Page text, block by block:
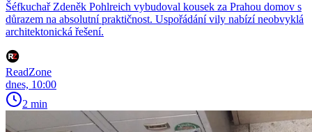
Šéfkuchař Zdeněk Pohlreich vybudoval kousek za Prahou domov s
důrazem na absolutní praktičnost. Uspořádání vily nabízí neobvyklá
architektonická řešení.
ReadZone
dnes, 10:00
2 min